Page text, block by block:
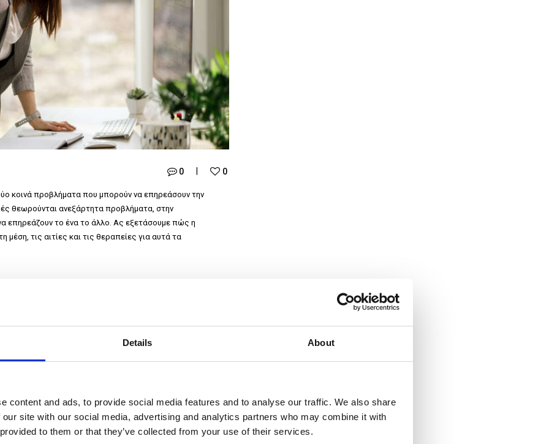
Details About
content and ads, to provide social media features and to analyse our traffic. We also share
site with our social media, advertising and analytics partners who may combine it with
to them or that they’ve collected from your use of their services.
0 0
κοινά προβλήματα που μπορούν να επηρεάσουν την
θεωρούνται ανεξάρτητα προβλήματα, στην
επηρεάζουν το ένα το άλλο. Ας εξετάσουμε πώς η
τις αιτίες και τις θεραπείες για αυτά τα
διατροφή